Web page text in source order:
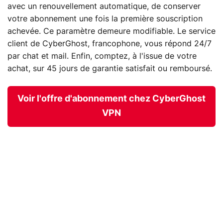
avec un renouvellement automatique, de conserver
votre abonnement une fois la première souscription
achevée. Ce paramètre demeure modifiable. Le service
client de CyberGhost, francophone, vous répond 24/7
par chat et mail. Enfin, comptez, à l'issue de votre
achat, sur 45 jours de garantie satisfait ou remboursé.
Voir l'offre d'abonnement chez CyberGhost
VPN